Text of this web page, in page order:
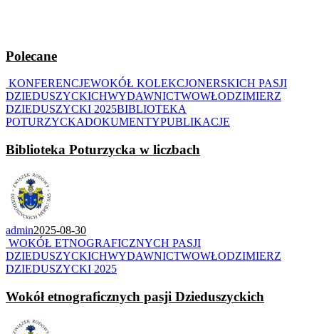
Polecane
KONFERENCJEWOKÓŁ KOLEKCJONERSKICH PASJI
DZIEDUSZYCKICHWYDAWNICTWOWŁODZIMIERZ
DZIEDUSZYCKI 2025BIBLIOTEKA
POTURZYCKADOKUMENTYPUBLIKACJE
Biblioteka Poturzycka w liczbach
admin2025-08-30
WOKÓŁ ETNOGRAFICZNYCH PASJI
DZIEDUSZYCKICHWYDAWNICTWOWŁODZIMIERZ
DZIEDUSZYCKI 2025
Wokół etnograficznych pasji Dzieduszyckich